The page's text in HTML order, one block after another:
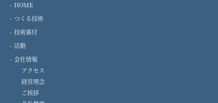
HOME
つくる技術
技術裏付
活動
会社情報
アクセス
経営理念
ご挨拶